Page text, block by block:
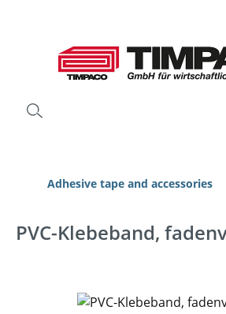
Adhesive tape and accessories
PVC-Klebeband,
Ignorer la galerie d'images